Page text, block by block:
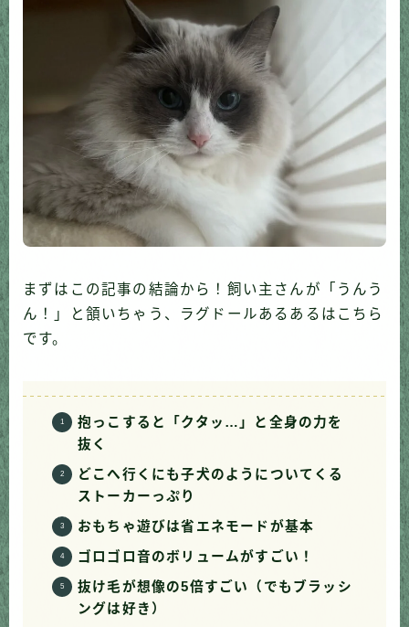
まずはこの記事の結論から！飼い主さんが「うんう
ん！」と頷いちゃう、ラグドールあるあるはこちら
です。
抱っこすると「クタッ…」と全身の力を
抜く
どこへ行くにも子犬のようについてくる
ストーカーっぷり
おもちゃ遊びは省エネモードが基本
ゴロゴロ音のボリュームがすごい！
抜け毛が想像の5倍すごい（でもブラッシ
ングは好き）